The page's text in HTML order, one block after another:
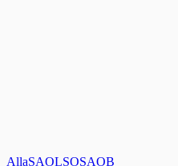
AllaSAOLSOSAOB